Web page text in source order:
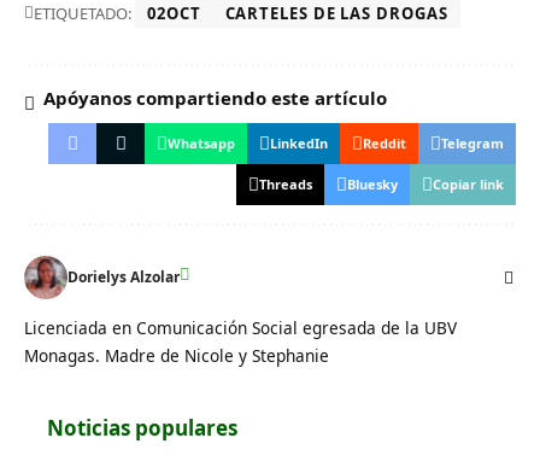
ETIQUETADO: 02OCT CARTELES DE LAS DROGAS
Apóyanos compartiendo este artículo
Whatsapp LinkedIn Reddit Telegram
Threads Bluesky Copiar link
Dorielys Alzolar
Licenciada en Comunicación Social egresada de la UBV
Monagas. Madre de Nicole y Stephanie
Noticias populares